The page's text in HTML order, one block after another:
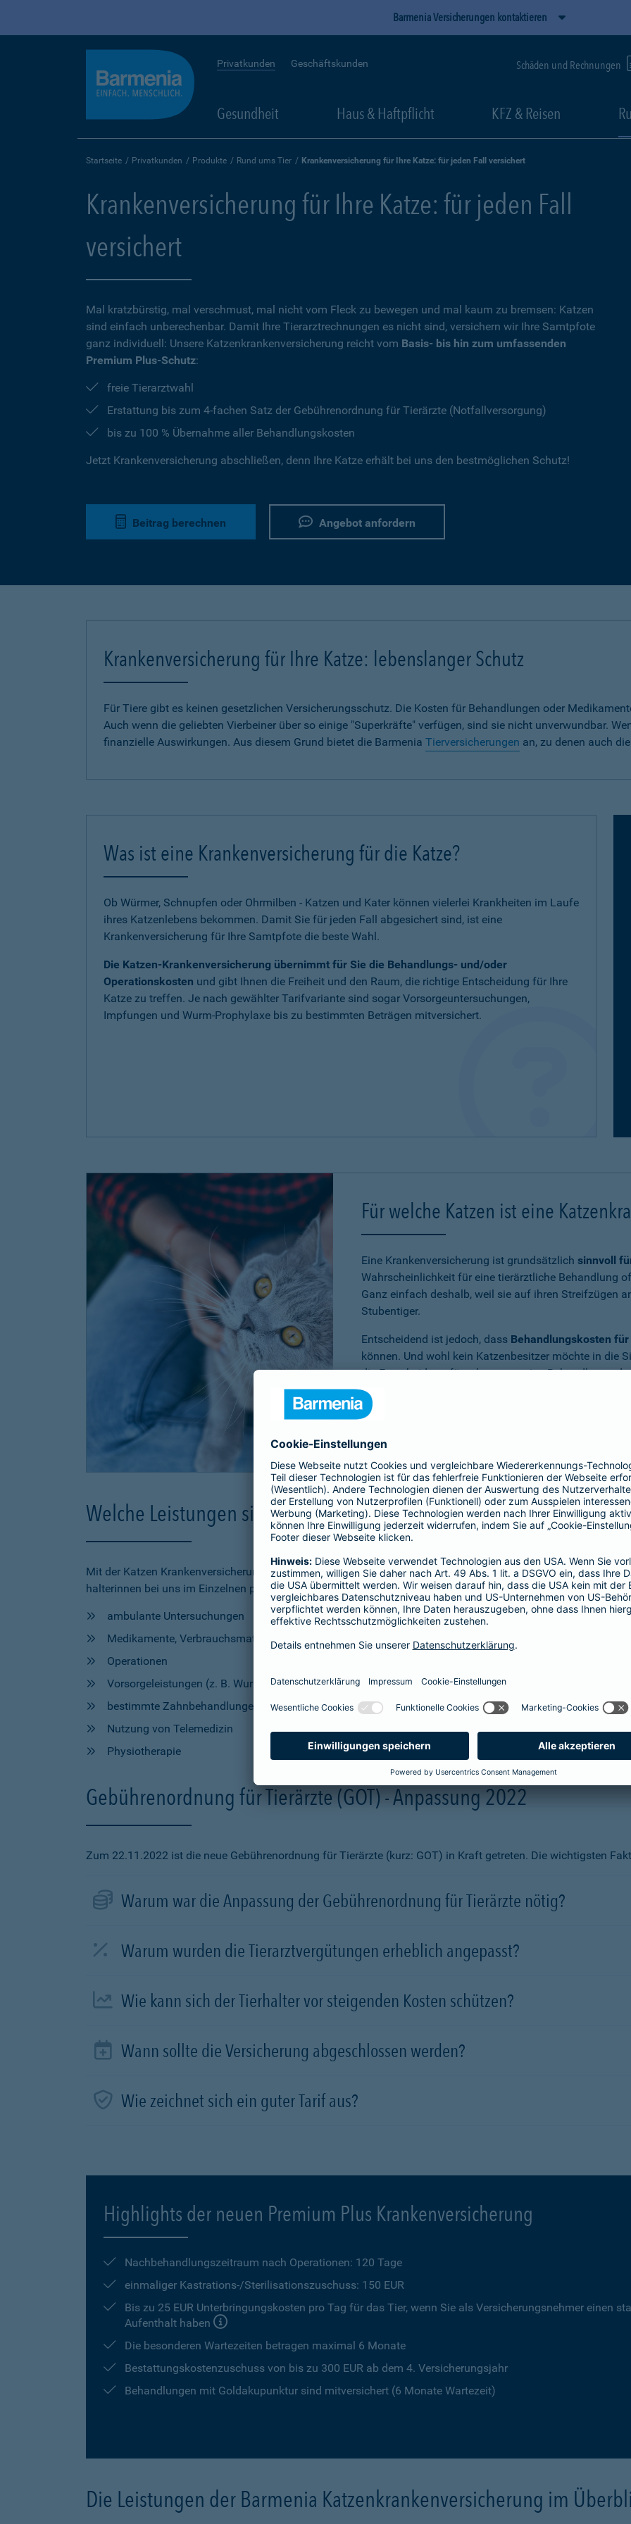
Barmenia Versicherungen kontaktieren
Privatkunden Geschäftskunden Schäden und Rechnungen
Gesundheit Haus & Haftpflicht KFZ & Reisen
Startseite Privatkunden Produkte Rund ums Tier Krankenversicherung für Ihre Katze: für jeden Fall versichert
Krankenversicherung für Ihre Katze: für jeden Fall
versichert
Mal kratzbürstig, mal verschmust, mal nicht vom Fleck zu bewegen und mal kaum zu bremsen: Katzen
sind einfach unberechenbar. Damit Ihre Tierarztrechnungen es nicht sind, versichern wir Ihre Samtpfote
ganz individuell: Unsere Katzenkrankenversicherung reicht vom Basis- bis hin zum umfassenden
Premium Plus-Schutz:
freie Tierarztwahl
Erstattung bis zum 4-fachen Satz der Gebührenordnung für Tierärzte (Notfallversorgung)
bis zu 100 % Übernahme aller Behandlungskosten
Jetzt Krankenversicherung abschließen, denn Ihre Katze erhält bei uns den bestmöglichen Schutz!
Beitrag berechnen Angebot anfordern
Krankenversicherung für Ihre Katze: lebenslanger Schutz
Für Tiere gibt es keinen gesetzlichen Versicherungsschutz. Die Kosten für Behandlungen oder
Auch wenn die geliebten Vierbeiner über so einige "Superkräfte" verfügen, sind sie nicht unverwundbar.
finanzielle Auswirkungen. Aus diesem Grund bietet die Barmenia Tierversicherungen an, zu denen auch
Was ist eine Krankenversicherung für die Katze?
Ob Würmer, Schnupfen oder Ohrmilben - Katzen und Kater können vielerlei Krankheiten im Laufe
ihres Katzenlebens bekommen. Damit Sie für jeden Fall abgesichert sind, ist eine
Krankenversicherung für Ihre Samtpfote die beste Wahl.
Die Katzen-Krankenversicherung übernimmt für Sie die Behandlungs- und/oder
Operationskosten und gibt Ihnen die Freiheit und den Raum, die richtige Entscheidung für Ihre
Katze zu treffen. Je nach gewählter Tarifvariante sind sogar Vorsorgeuntersuchungen,
Impfungen und Wurm-Prophylaxe bis zu bestimmten Beträgen mitversichert.
Für welche Katzen ist eine
Eine Krankenversicherung ist grundsätzlich sinnvoll
Wahrscheinlichkeit für eine tierärztliche Behandlung
Ganz einfach deshalb, weil sie auf ihren Streifzügen
Stubentiger.
Entscheidend ist jedoch, dass Behandlungskosten
können. Und wohl kein Katzenbesitzer möchte in die
die Entscheidung für oder gegen eine Behandlung
müssen.
Benötigen Sie weitere Informationen zu dieser und
Welche Leistungen sind in der Krankenversicherung für die Katze
Mit der Katzen Krankenversicherung der Barmenia ist Ihr Vierbeinerim Krankheitsfall umfassend abgesichert
halterinnen bei uns im Einzelnen profitieren, haben wir Ihnen zum Vergleich hier aufgelistet. Sie erhalten
ambulante Untersuchungen
Medikamente, Verbrauchsmaterial und Hilfsmittel
Operationen
Vorsorgeleistungen (z. B. Wurmkur, Impfung)
bestimmte Zahnbehandlungen
Nutzung von Telemedizin
Physiotherapie
Gebührenordnung für Tierärzte (GOT) - Anpassung 2022
Zum 22.11.2022 ist die neue Gebührenordnung für Tierärzte (kurz: GOT) in Kraft getreten. Die wichtigsten
Warum war die Anpassung der Gebührenordnung für Tierärzte nötig?
Warum wurden die Tierarztvergütungen erheblich angepasst?
Wie kann sich der Tierhalter vor steigenden Kosten schützen?
Wann sollte die Versicherung abgeschlossen werden?
Wie zeichnet sich ein guter Tarif aus?
Highlights der neuen Premium Plus Krankenversicherung
Nachbehandlungszeitraum nach Operationen: 120 Tage
einmaliger Kastrations-/Sterilisationszuschuss: 150 EUR
Bis zu 25 EUR Unterbringungskosten pro Tag für das Tier, wenn Sie als Versicherungsnehmer einen
Aufenthalt haben
Die besonderen Wartezeiten betragen maximal 6 Monate
Bestattungskostenzuschuss von bis zu 300 EUR ab dem 4. Versicherungsjahr
Behandlungen mit Goldakupunktur sind mitversichert (6 Monate Wartezeit)
Die Leistungen der Barmenia Katzenkrankenversicherung im